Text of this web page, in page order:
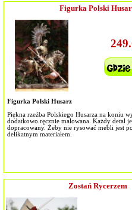
Figurka Polski
Figurka Polski Husarz
Piękna rzeźba Polskiego Husarza na koniu
dodatkowo ręcznie malowana. Każdy detal
dopracowany. Żeby nie rysować mebli jest
delikatnym materiałem.
Zostań Rycerzem